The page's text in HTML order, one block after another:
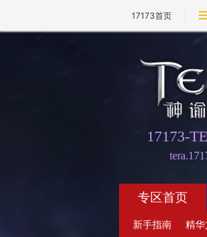
17173首页
17173-
专区首页
新手指南 精华